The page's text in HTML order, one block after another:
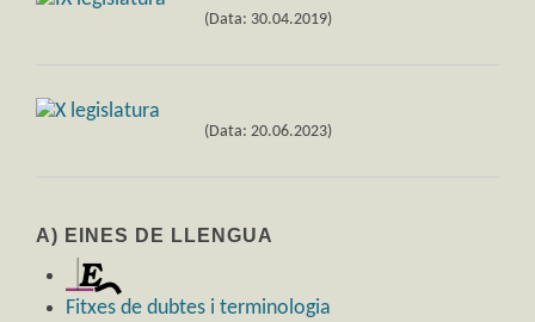
(Data: 30.04.2019)
(Data: 20.06.2023)
A) EINES DE LLENGUA
Fitxes de dubtes i terminologia